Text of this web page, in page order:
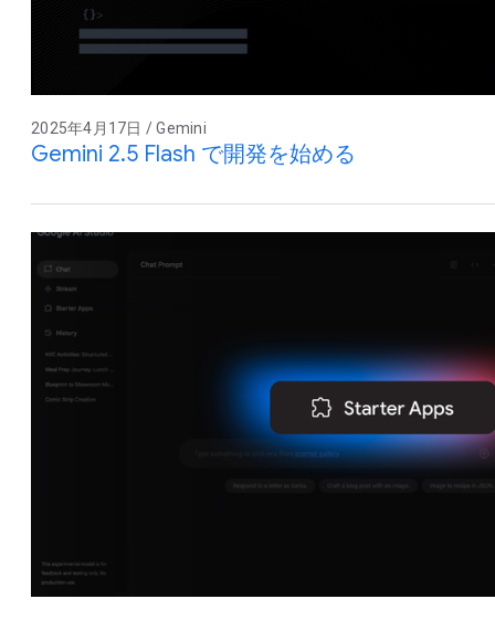
2025年4月17日 / Gemini
Gemini 2.5 Flash で開発を始める